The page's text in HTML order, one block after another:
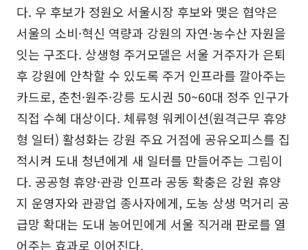
다. 우 후보가 정원오 서울시장 후보와 맺은 협약은
서울의 소비·혁신 역량과 강원의 자연·농수산 자원을
잇는 구조다. 상생형 주거모델은 서울 거주자가 은퇴
후 강원에 안착할 수 있도록 주거 인프라를 깔아주는
카드로, 춘천·원주·강릉 도시권 50~60대 정주 인구가
직접 수혜 대상이다. 체류형 워케이션(원격근무 휴양
형 일터) 활성화는 강원 주요 거점에 공유오피스를 집
적시켜 도내 청년에게 새 일터를 만들어주는 그림이
다. 공공형 휴양·관광 인프라 공동 확충은 강원 휴양
지 운영자와 관광업 종사자에게, 도농 상생 먹거리 공
급망 확대는 도내 농어민에게 서울 직거래 판로를 열
어주는 효과로 이어진다.